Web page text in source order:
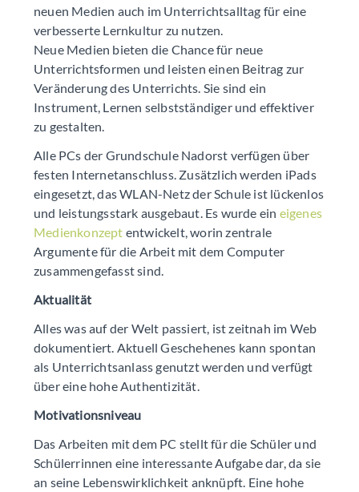
neuen Medien auch im Unterrichtsalltag für eine
verbesserte Lernkultur zu nutzen.
Neue Medien bieten die Chance für neue
Unterrichtsformen und leisten einen Beitrag zur
Veränderung des Unterrichts. Sie sind ein
Instrument, Lernen selbstständiger und effektiver
zu gestalten.
Alle PCs der Grundschule Nadorst verfügen über
festen Internetanschluss. Zusätzlich werden iPads
eingesetzt, das WLAN-Netz der Schule ist lückenlos
und leistungsstark ausgebaut. Es wurde ein eigenes
Medienkonzept entwickelt, worin zentrale
Argumente für die Arbeit mit dem Computer
zusammengefasst sind.
Aktualität
Alles was auf der Welt passiert, ist zeitnah im Web
dokumentiert. Aktuell Geschehenes kann spontan
als Unterrichtsanlass genutzt werden und verfügt
über eine hohe Authentizität.
Motivationsniveau
Das Arbeiten mit dem PC stellt für die Schüler und
Schülerrinnen eine interessante Aufgabe dar, da sie
an seine Lebenswirklichkeit anknüpft. Eine hohe